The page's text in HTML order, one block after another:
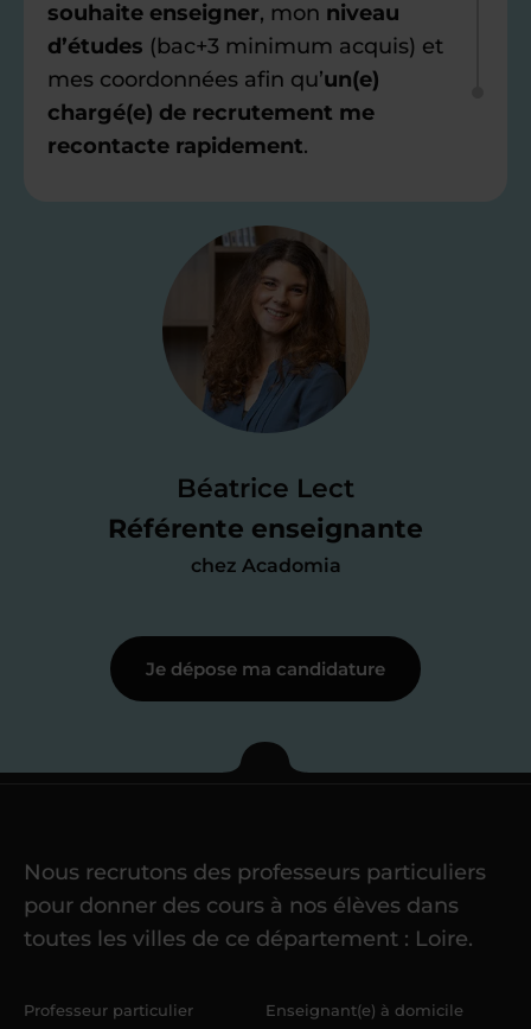
Béatrice Lect
Référente enseignante
chez Acadomia
souhaite enseigner, mon niveau
d’études (bac+3 minimum acquis) et
mes coordonnées afin qu’un(e)
chargé(e) de recrutement me
recontacte rapidement.
Je valide ma
candidature
test de 15 minutes
des programmes scolaires(et pouvoir
me mettre à jour au besoin) et
j’échange en direct avec un chargé de
Étape 3
Je commence mes
Une fois ma candidature validée,mon
référent me confie mes premiers
élèvesdans un délai de6 jours
Acadomia.
Je dépose ma candidature
Nous recrutons des professeurs particuliers
pour donner des cours à nos élèves dans
toutes les villes de ce département : Loire.
Professeur particulier
Enseignant(e) à domicile